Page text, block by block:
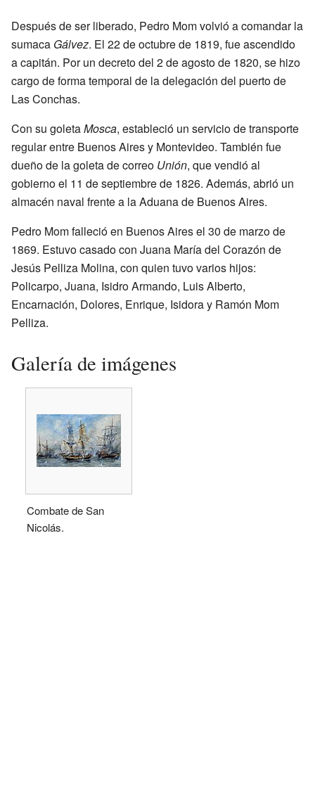
Después de ser liberado, Pedro Mom volvió a comandar la
sumaca Gálvez. El 22 de octubre de 1819, fue ascendido
a capitán. Por un decreto del 2 de agosto de 1820, se hizo
cargo de forma temporal de la delegación del puerto de
Las Conchas.
Con su goletaMosca, estableció un servicio de transporte
regular entre Buenos Aires y Montevideo. También fue
dueño de la goleta de correo Unión, que vendió al
gobierno el 11 de septiembre de 1826. Además, abrió un
almacén naval frente a la Aduana de Buenos Aires.
Pedro Mom falleció en Buenos Aires el 30 de marzo de
1869. Estuvo casado con Juana María del Corazón de
Jesús Pelliza Molina, con quien tuvo varios hijos:
Policarpo, Juana, Isidro Armando, Luis Alberto,
Encarnación, Dolores, Enrique, Isidora y Ramón Mom
Pelliza.
Galería de imágenes
Combate de San
Nicolás.